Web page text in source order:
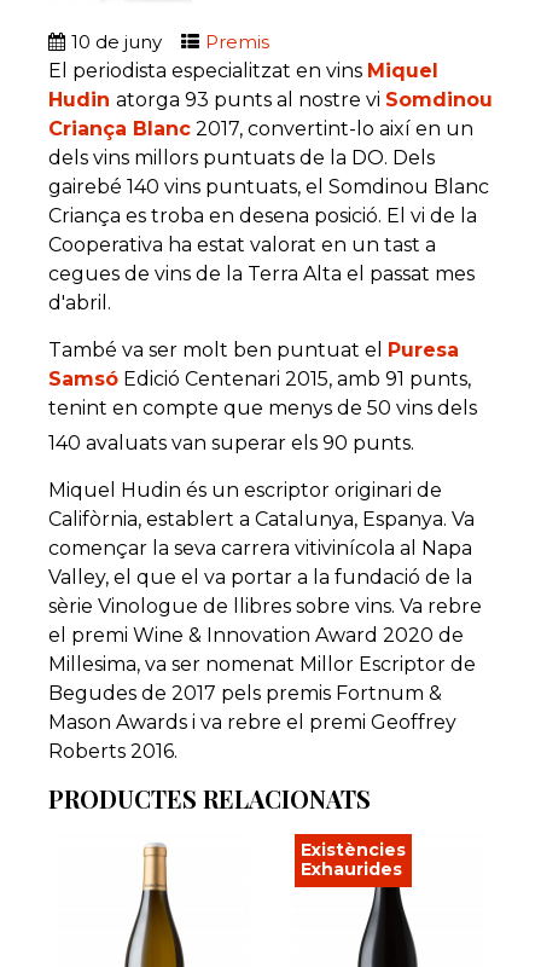
10 de juny
Premis
El periodista especialitzat en vins Miquel
Hudin atorga 93 punts al nostre vi Somdinou
Criança Blanc 2017, convertint-lo així en un
dels vins millors puntuats de la DO. Dels
gairebé 140 vins puntuats, el Somdinou Blanc
Criança es troba en desena posició. El vi de la
Cooperativa ha estat valorat en un tast a
cegues de vins de la Terra Alta el passat mes
d'abril.
També va ser molt ben puntuat el Puresa
Samsó Edició Centenari 2015, amb 91 punts,
tenint en compte que menys de 50 vins dels
140 avaluats van superar els 90 punts.
Miquel Hudin és un escriptor originari de
Califòrnia, establert a Catalunya, Espanya. Va
començar la seva carrera vitivinícola al Napa
Valley, el que el va portar a la fundació de la
sèrie Vinologue de llibres sobre vins. Va rebre
el premi Wine & Innovation Award 2020 de
Millesima, va ser nomenat Millor Escriptor de
Begudes de 2017 pels premis Fortnum &
Mason Awards i va rebre el premi Geoffrey
Roberts 2016.
PRODUCTES RELACIONATS
Existències
Exhaurides